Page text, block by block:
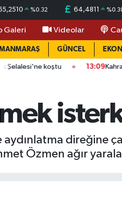
%0.32 64,4811 %
Galeri Videolar
GÜNCEL
13:09Kahramanmaraş
aydınlatma
Özmen ağır